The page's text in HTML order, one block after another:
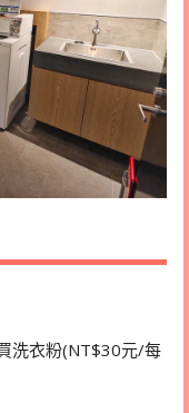
洗衣粉(NT$30元/每